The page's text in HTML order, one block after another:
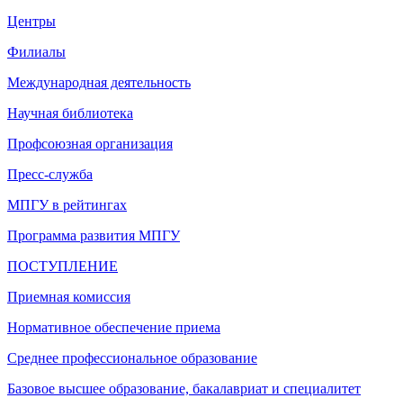
Центры
Филиалы
Международная деятельность
Научная библиотека
Профсоюзная организация
Пресс-служба
МПГУ в рейтингах
Программа развития МПГУ
ПОСТУПЛЕНИЕ
Приемная комиссия
Нормативное обеспечение приема
Среднее профессиональное образование
Базовое высшее образование, бакалавриат и специалитет